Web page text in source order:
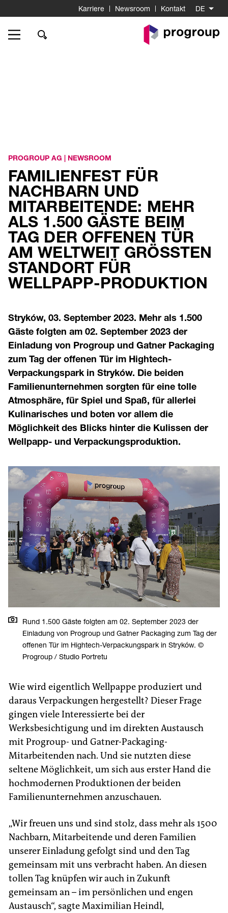
Karriere Newsroom Kontakt DE
Go
to
PROGROUP AG | NEWSROOM
FAMILIENFEST FÜR
NACHBARN UND
MITARBEITENDE: MEHR
ALS 1.500 GÄSTE BEIM
TAG DER OFFENEN TÜR
AM WELTWEIT GRÖSSTEN S
TANDORT FÜR W
ELLPAPP-PRODUKTION
Stryków, 03. September 2023. Mehr als 1.500
Gäste folgten am 02. September 2023 der
Einladung von Progroup und Gatner Packaging
zum Tag der offenen Tür im Hightech-
Verpackungspark in Stryków. Die beiden
Familienunternehmen sorgten für eine tolle
Atmosphäre, für Spiel und Spaß, für allerlei
Kulinarisches und boten vor allem die
Möglichkeit des Blicks hinter die Kulissen der
Wellpapp- und Verpackungsproduktion.
Rund 1.500 Gäste folgten am 02. September 2023 der
Einladung von Progroup und Gatner Packaging zum Tag der
offenen Tür im Hightech-Verpackungspark in Stryków. ©
Progroup / Studio Portretu
Wie wird eigentlich Wellpappe produziert und
daraus Verpackungen hergestellt? Dieser Frage
gingen viele Interessierte bei der
Werksbesichtigung und im direkten Austausch
mit Progroup- und Gatner-Packaging-
Mitarbeitenden nach. Und sie nutzten diese
seltene Möglichkeit, um sich aus erster Hand die
hochmodernen Produktionen der beiden
Familienunternehmen anzuschauen.
„Wir freuen uns und sind stolz, dass mehr als 1500
Nachbarn, Mitarbeitende und deren Familien
unserer Einladung gefolgt sind und den Tag
gemeinsam mit uns verbracht haben. An diesen
tollen Tag knüpfen wir auch in Zukunft
gemeinsam an – im persönlichen und engen
Austausch“, sagte Maximilian Heindl,